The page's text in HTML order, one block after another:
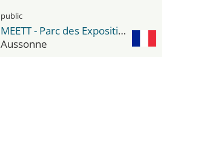
public
MEETT - Parc des Expositions et Centre de Conventions
Aussonne